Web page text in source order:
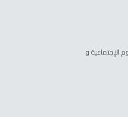
الإجتماعية و